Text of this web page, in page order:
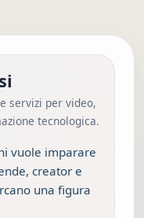
servizi per video,
tecnologica.
vuole imparare
creator e
una figura